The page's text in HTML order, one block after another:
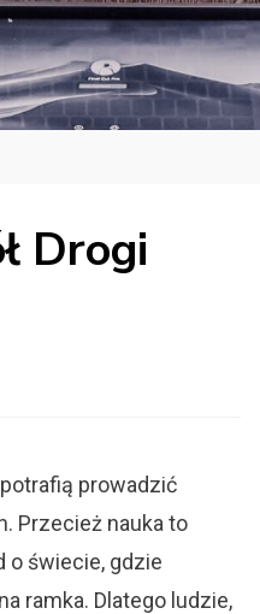
Drogi
prowadzić
Przecież nauka to
o świecie, gdzie
ramka. Dlatego ludzie,